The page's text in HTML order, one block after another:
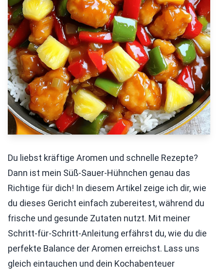
Du liebst kräftige Aromen und schnelle Rezepte?
Dann ist mein Süß-Sauer-Hühnchen genau das
Richtige für dich! In diesem Artikel zeige ich dir, wie
du dieses Gericht einfach zubereitest, während du
frische und gesunde Zutaten nutzt. Mit meiner
Schritt-für-Schritt-Anleitung erfährst du, wie du die
perfekte Balance der Aromen erreichst. Lass uns
gleich eintauchen und dein Kochabenteuer